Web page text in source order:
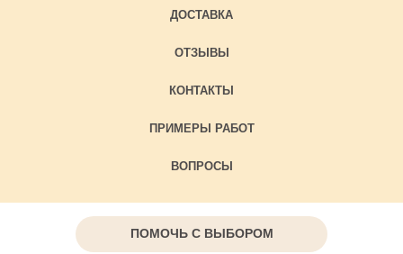
ДОСТАВКА
ОТЗЫВЫ
КОНТАКТЫ
ПРИМЕРЫ РАБОТ
ВОПРОСЫ
ПОМОЧЬ С ВЫБОРОМ